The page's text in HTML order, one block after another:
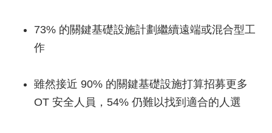
73% 的關鍵基礎設施計劃繼續遠端或混合型工
作
雖然接近 90% 的關鍵基礎設施打算招募更多
OT 安全人員，54% 仍難以找到適合的人選